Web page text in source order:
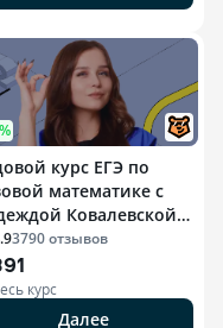
курс ЕГЭ по
математике с
Ковалевской
3790отзывов
курс
Далее